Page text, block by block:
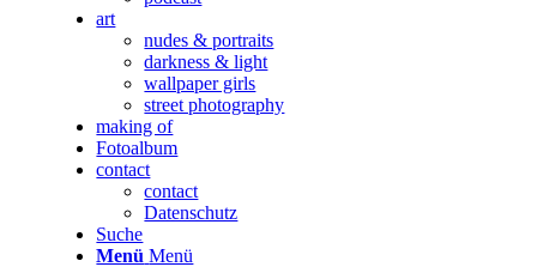
art
nudes & portraits
darkness & light
wallpaper girls
street photography
making of
Fotoalbum
contact
contact
Datenschutz
Suche
Menü Menü